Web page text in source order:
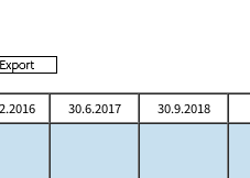
30.6.2017 30.9.2018